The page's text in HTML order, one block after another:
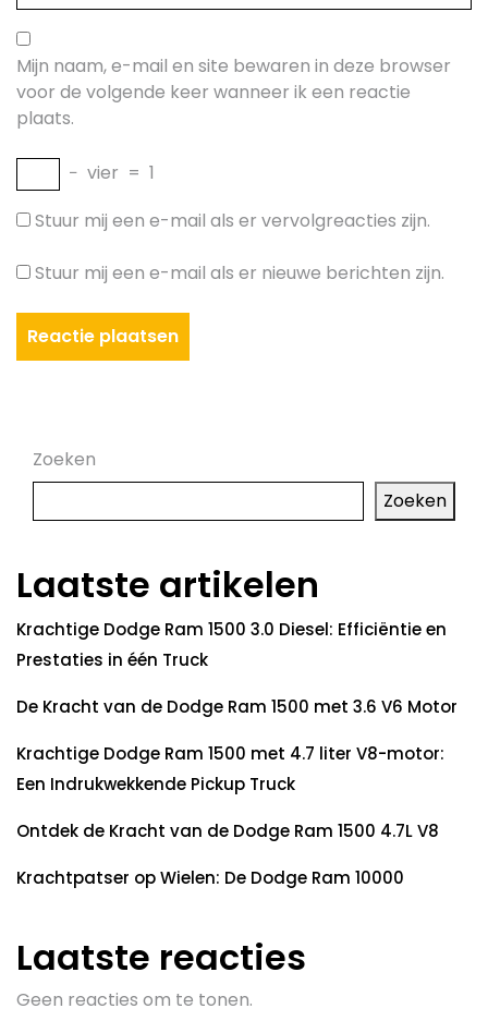
Mijn naam, e-mail en site bewaren in deze browser
voor de volgende keer wanneer ik een reactie
plaats.
− vier = 1
Stuur mij een e-mail als er vervolgreacties zijn.
Stuur mij een e-mail als er nieuwe berichten zijn.
Zoeken
Zoeken
Laatste artikelen
Krachtige Dodge Ram 1500 3.0 Diesel: Efficiëntie en
Prestaties in één Truck
De Kracht van de Dodge Ram 1500 met 3.6 V6 Motor
Krachtige Dodge Ram 1500 met 4.7 liter V8-motor:
Een Indrukwekkende Pickup Truck
Ontdek de Kracht van de Dodge Ram 1500 4.7L V8
Krachtpatser op Wielen: De Dodge Ram 10000
Laatste reacties
Geen reacties om te tonen.